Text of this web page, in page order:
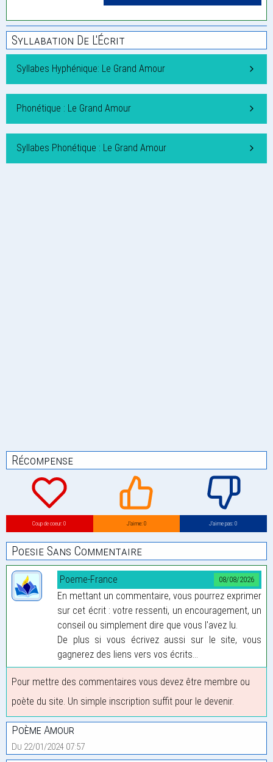
Syllabation De L'Écrit
Syllabes Hyphénique: Le Grand Amour
Phonétique : Le Grand Amour
Syllabes Phonétique : Le Grand Amour
Récompense
Coup de coeur: 0 J’aime: 0 J’aime pas: 0
Poesie Sans Commentaire
08/08/2026
Poeme-France
En mettant un commentaire, vous pourrez exprimer
sur cet écrit : votre ressenti, un encouragement, un
conseil ou simplement dire que vous l'avez lu.
De plus si vous écrivez aussi sur le site, vous
gagnerez des liens vers vos écrits...
Pour mettre des commentaires vous devez être membre ou
poète du site. Un simple inscription suffit pour le devenir.
Poème Amour
Du 22/01/2024 07:57